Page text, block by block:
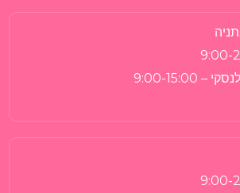
9:00-
9:00-15:00
9:00-